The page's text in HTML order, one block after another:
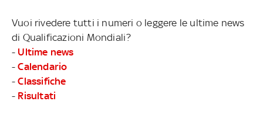
Vuoi rivedere tutti i numeri o leggere le ultime news
di Qualificazioni Mondiali?
- Ultime news
-Calendario
-Classifiche
- Risultati